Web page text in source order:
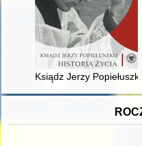
Ksiądz Jerzy